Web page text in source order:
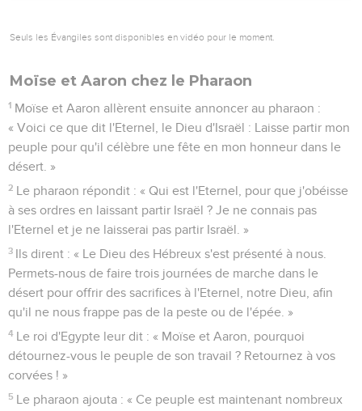
Seuls les Évangiles sont disponibles en vidéo pour le moment.
Moïse et Aaron chez le Pharaon
1 Moïse et Aaron allèrent ensuite annoncer au pharaon :
« Voici ce que dit l'Eternel, le Dieu d'Israël : Laisse partir mon
peuple pour qu'il célèbre une fête en mon honneur dans le
désert. »
2 Le pharaon répondit : « Qui est l'Eternel, pour que j'obéisse
à ses ordres en laissant partir Israël ? Je ne connais pas
l'Eternel et je ne laisserai pas partir Israël. »
3 Ils dirent : « Le Dieu des Hébreux s'est présenté à nous.
Permets-nous de faire trois journées de marche dans le
désert pour offrir des sacrifices à l'Eternel, notre Dieu, afin
qu'il ne nous frappe pas de la peste ou de l'épée. »
4 Le roi d'Egypte leur dit : « Moïse et Aaron, pourquoi
détournez-vous le peuple de son travail ? Retournez à vos
corvées ! »
5 Le pharaon ajouta : « Ce peuple est maintenant nombreux